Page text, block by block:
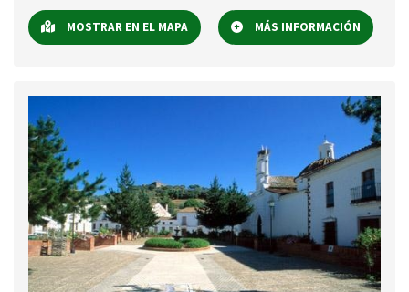
MOSTRAR EN EL MAPA MÁS INFORMACIÓN